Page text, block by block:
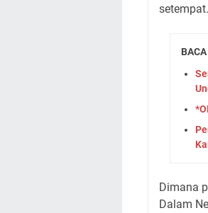
setempat.
Dimana
Dalam